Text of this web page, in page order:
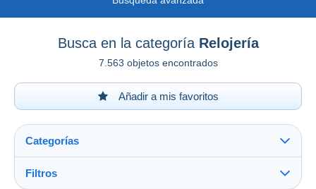
Busca en la categoría Relojería
7.563 objetos encontrados
Añadir a mis favoritos
Categorías
Filtros